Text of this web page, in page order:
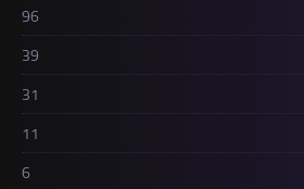
96
39
31
11
6